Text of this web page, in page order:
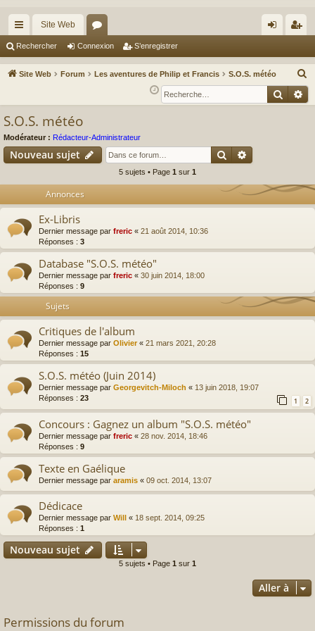
cc
ès
Site Web
or
u ne
xi
nr
eg
Rechercher Connexion S’enregistrer
Site Web Forum Les aventures de Philip et Francis S.O.S. météo
e
c
S.O.S. météo
Modérateur : Rédacteur-Administrateur
Nouveau sujet Rechercher
5 sujets • Page 1 sur 1
Annonces
Ex-Libris
Dernier message par freric « 21 août 2014, 10:36
Réponses : 3
Database "S.O.S. météo"
Dernier message par freric « 30 juin 2014, 18:00
Réponses : 9
Sujets
Critiques de l'album
Dernier message par Olivier« 21 mars 2021, 20:28
Réponses : 15
S.O.S. météo (Juin 2014)
Dernier message par Georgevitch-Miloch « 13 juin 2018, 19:07
Réponses : 23 1 2
Concours : Gagnez un album "S.O.S. météo"
Dernier message par freric « 28 nov. 2014, 18:46
Réponses : 9
Texte en Gaélique
Dernier message par aramis « 09 oct. 2014, 13:07
Dédicace
Dernier message par Will « 18 sept. 2014, 09:25
Réponses : 1
Nouveau sujet
5 sujets • Page 1 sur 1
Aller à
Permissions du forum